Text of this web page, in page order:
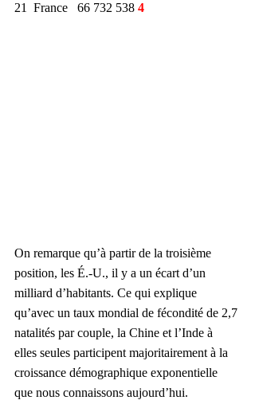
21  France 66 732 538 4
On remarque qu’à partir de la troisième
position, les É.-U., il y a un écart d’un
milliard d’habitants. Ce qui explique
qu’avec un taux mondial de fécondité de 2,7
natalités par couple, la Chine et l’Inde à
elles seules participent majoritairement à la
croissance démographique exponentielle
que nous connaissons aujourd’hui.